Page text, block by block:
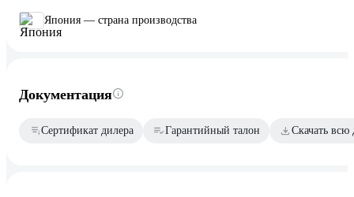
Япония — страна производства
Документация
Сертификат дилера Гарантийный талон Скачать